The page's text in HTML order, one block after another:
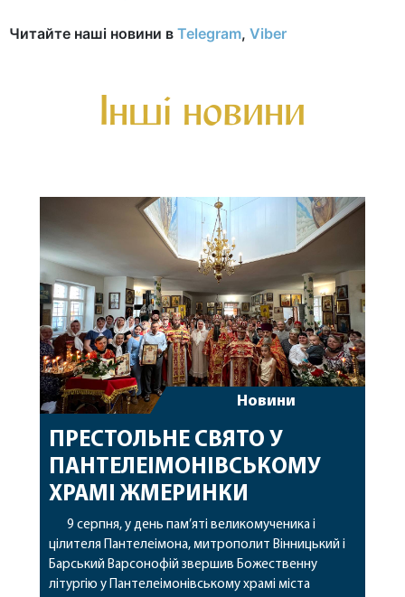
Читайте наші новини в Telegram, Viber
Інші новини
Новини
ПРЕСТОЛЬНЕ СВЯТО У
ПАНТЕЛЕІМОНІВСЬКОМУ
ХРАМІ ЖМЕРИНКИ
9 серпня, у день пам’яті великомученика і
цілителя Пантелеімона, митрополит Вінницький і
Барський Варсонофій звершив Божественну
літургію у Пантелеімонівському храмі міста